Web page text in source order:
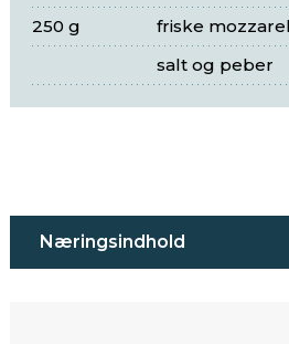
friske
250 g
salt og peber
Næringsindhold